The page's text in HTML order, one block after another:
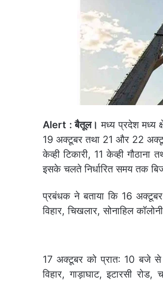
Alert : बैतूल। मध्य प्रदेश मध्य
19 अक्टूबर तथा 21 और 22
केव्ही टिकारी, 11 केव्ही
इसके चलते निर्धारित समय तक
प्रबंधक ने बताया कि 16
विहार, चिखलार, सोनाहिल
17 अक्टूबर को प्रात: 10 बजे से
विहार, गाड़ाघाट, इटारसी